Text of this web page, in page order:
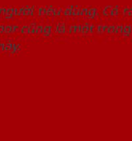
tiêu dùng. Có
cũng là một